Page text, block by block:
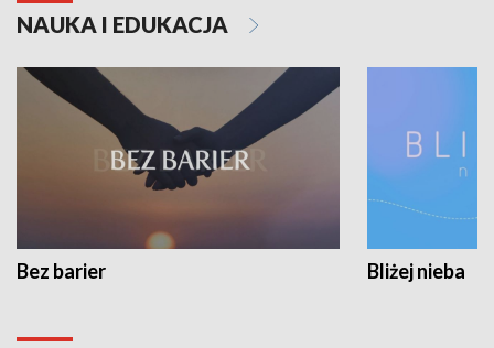
NAUKA I EDUKACJA
Bez barier Bliżej nieba